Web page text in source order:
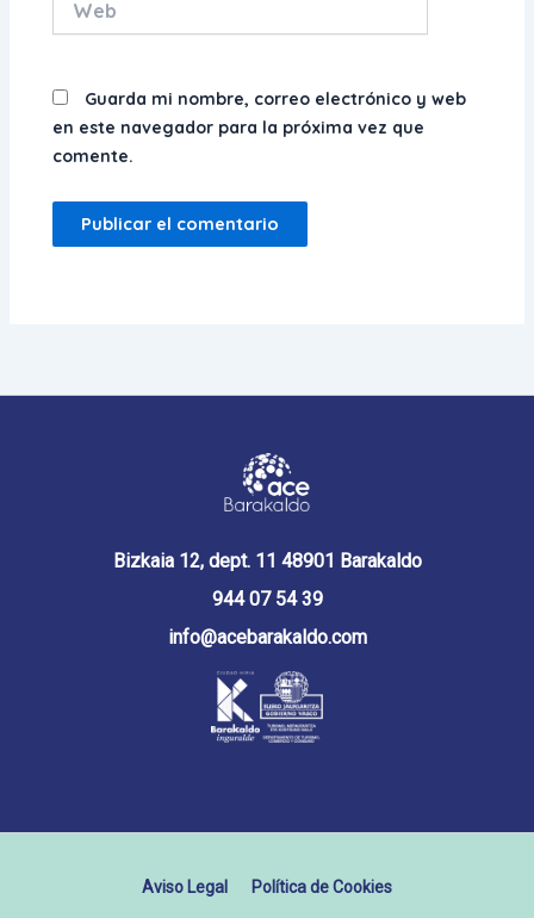
Guarda mi nombre, correo electrónico y web
en este navegador para la próxima vez que
comente.
Bizkaia 12, dept. 11 48901 Barakaldo
944 07 54 39
info@acebarakaldo.com
Aviso Legal Política de Cookies